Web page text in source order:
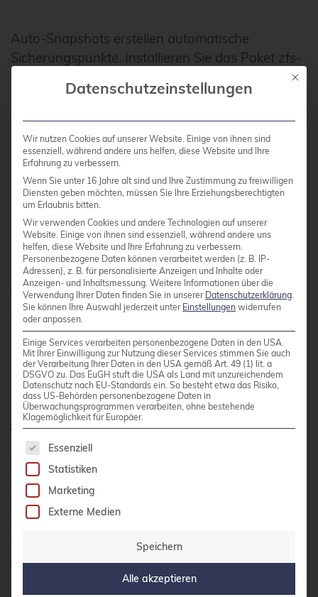
Auto-Snapshots erstellen automatische
Sicherungspunkte. Installieren Sie das Paket zfs-
Tägliche Snapshots:zfs set com.sun:auto-
snapshot:daily=true tank
Wöchentliche Snapshots:
com.sun:auto-snapshot:weekly=true tank
Monatliche Snapshots:
com.sun:auto-snapshot:monthly=true tank
Beachten Sie, dass Snapshots Speicherplatz
verbrauchen. Überwachen Sie regelmäßig die
Anzahl der Snapshots und löschen Sie alte
Snapshots bei Bedarf.
ZFS-Monitoring und Wartung
in Proxmox einrichten
Scrub-Zyklen prüfen die Datenintegrität und
sollten regelmäßig ausgeführt werden. Erstellen
Sie einen Cron-Job für monatliche Scrubs:
und fügen Sie hinzu:
/sbin/zpool scrub tank
Mit
Datenschutzeinstellungen
Wir nutzen Cookies auf unserer Website. Einige von ihnen sind
essenziell, während andere uns helfen, diese Website und Ihre
Erfahrung zu verbessern.
Wenn Sie unter 16 Jahre alt sind und Ihre Zustimmung zu freiwilligen
Diensten geben möchten, müssen Sie Ihre Erziehungsberechtigten
um Erlaubnis bitten.
Wir verwenden Cookies und andere Technologien auf unserer
Website. Einige von ihnen sind essenziell, während andere uns
helfen, diese Website und Ihre Erfahrung zu verbessern.
Personenbezogene Daten können verarbeitet werden (z. B. IP-
Adressen), z. B. für personalisierte Anzeigen und Inhalte oder
Anzeigen- und Inhaltsmessung. Weitere Informationen über die
Verwendung Ihrer Daten finden Sie in unserer Datenschutzerklärung.
Sie können Ihre Auswahl jederzeit unter Einstellungen widerrufen
oder anpassen.
Einige Services verarbeiten personenbezogene Daten in den USA.
Mit Ihrer Einwilligung zur Nutzung dieser Services stimmen Sie auch
der Verarbeitung Ihrer Daten in den USA gemäß Art. 49 (1) lit. a
DSGVO zu. Das EuGH stuft die USA als Land mit unzureichendem
Datenschutz nach EU-Standards ein. So besteht etwa das Risiko,
dass US-Behörden personenbezogene Daten in
Überwachungsprogrammen verarbeiten, ohne bestehende
Klagemöglichkeit für Europäer.
Es folgt eine Liste der Service-Gruppen, für die
Essenziell
Statistiken
Marketing
Externe Medien
Speichern
Alle akzeptieren